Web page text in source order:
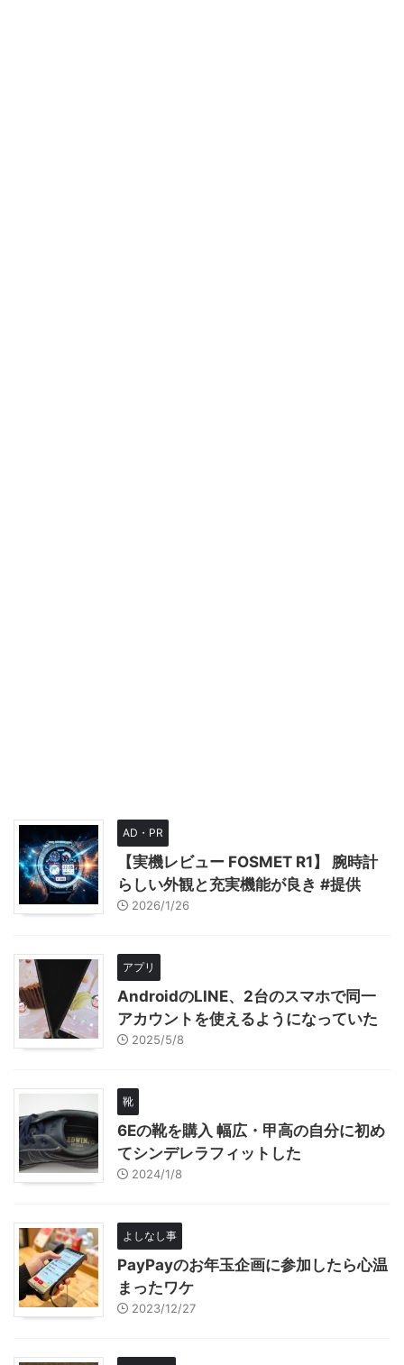
AD・PR
【実機レビュー FOSMET R1】 腕時計
らしい外観と充実機能が良き #提供
2026/1/26
アプリ
AndroidのLINE、2台のスマホで同一
アカウントを使えるようになっていた
2025/5/8
靴
6Eの靴を購入 幅広・甲高の自分に初め
てシンデレラフィットした
2024/1/8
よしなし事
PayPayのお年玉企画に参加したら心温
まったワケ
2023/12/27